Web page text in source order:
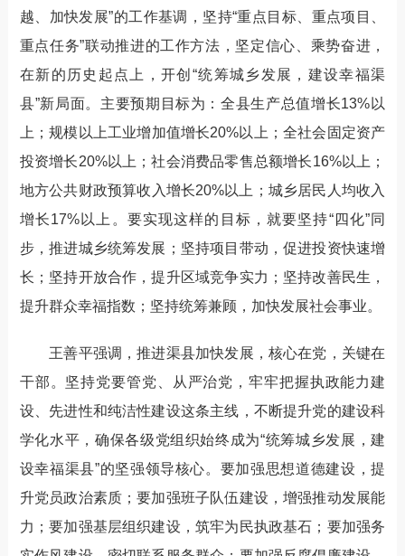
越、加快发展”的工作基调，坚持“重点目标、重点项目、
重点任务”联动推进的工作方法，坚定信心、乘势奋进，
在新的历史起点上，开创“统筹城乡发展，建设幸福渠
县”新局面。主要预期目标为：全县生产总值增长13%以
上；规模以上工业增加值增长20%以上；全社会固定资产
投资增长20%以上；社会消费品零售总额增长16%以上；
地方公共财政预算收入增长20%以上；城乡居民人均收入
增长17%以上。要实现这样的目标，就要坚持“四化”同
步，推进城乡统筹发展；坚持项目带动，促进投资快速增
长；坚持开放合作，提升区域竞争实力；坚持改善民生，
提升群众幸福指数；坚持统筹兼顾，加快发展社会事业。
王善平强调，推进渠县加快发展，核心在党，关键在
干部。坚持党要管党、从严治党，牢牢把握执政能力建
设、先进性和纯洁性建设这条主线，不断提升党的建设科
学化水平，确保各级党组织始终成为“统筹城乡发展，建
设幸福渠县”的坚强领导核心。要加强思想道德建设，提
升党员政治素质；要加强班子队伍建设，增强推动发展能
力；要加强基层组织建设，筑牢为民执政基石；要加强务